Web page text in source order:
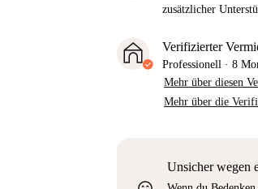
zusätzlicher
Verifizierter
Professionell · 8
Mehr über diesen
Mehr über die
Unsicher wegen